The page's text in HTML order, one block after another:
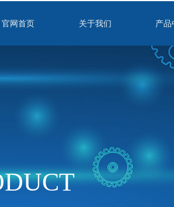
官网首页 关于我们 产品
ControlType:productSlideBind Error:未将对象引用